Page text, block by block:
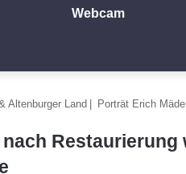
Webcam
Altenburger Land Porträt Erich
Restaurierung